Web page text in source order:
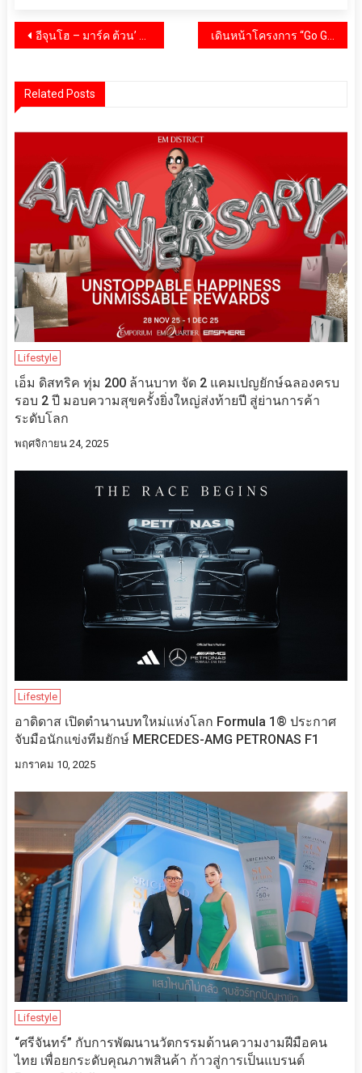
แนะแนว
อีจุนโฮ – มาร์ค ต้วน’ ศิลปินระดับอินเตอร์บินลัดฟ้า นำทัพศิลปินแถวหน้าของไทย ร่วมฉลองครบรอบ 5 ปี ‘ไอคอนสยาม’ สุดยิ่งใหญ่
Related Posts
Lifestyle
เอ็ม ดิสทริค ทุ่ม 200 ล้านบาท จัด 2 แคมเปญยักษ์ฉลองครบ
รอบ 2 ปี มอบความสุขครั้งยิ่งใหญ่ส่งท้ายปี สู่ย่านการค้า
ระดับโลก
พฤศจิกายน 24, 2025
Lifestyle
อาดิดาส เปิดตำนานบทใหม่แห่งโลก Formula 1® ประกาศ
จับมือนักแข่งทีมยักษ์ MERCEDES-AMG PETRONAS F1
มกราคม 10, 2025
Lifestyle
“ศรีจันทร์” กับการพัฒนานวัตกรรมด้านความงามฝีมือคน
ไทย เพื่อยกระดับคุณภาพสินค้า ก้าวสู่การเป็นแบรนด์